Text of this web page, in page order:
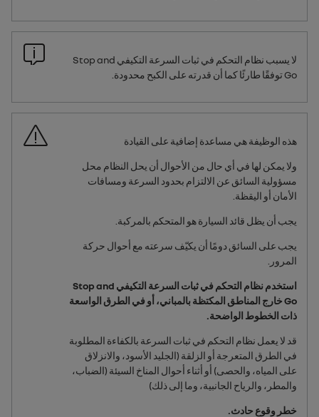
لا يسبب نظام التحكم في ثبات السرعة التكيفي Stop and
Goتوفقًا طارئًا كما أن قدرته على الكبح محدودة.
هذه الوظيفة هي مساعدة إضافية على القيادة
ولا يمكن لها في أي حال من الأحوال أن يحل النظام محل
مسؤولية السائق عن الالتزام بحدود السرعة ومسافات
الأمان أو اليقظة.
يجب أن يظل قائد السيارة هو المتحكم بالمركبة.
يجب على السائق دومًا أن يكيّف سرعته مع أحوال حركة
المرور.
استخدم نظام التحكم في ثبات السرعة التكيفي Stop and
Goخارج المناطق المكتظة بالمباني، أو في الطرق الواسعة
ذات الخطوط الواضحة.
قد لا يعمل نظام التحكم في ثبات السرعة بالكفاءة المطلوبة
في الطرق المتعرجة أو الزلقة (الجليد الأسود، والانزلاق
على المياه، والحصى) أو أثناء أحوال المناخ السيئة (الضباب،
والمطر، والرياح الجانبية، وما إلى ذلك)
خطر وقوع حادث.